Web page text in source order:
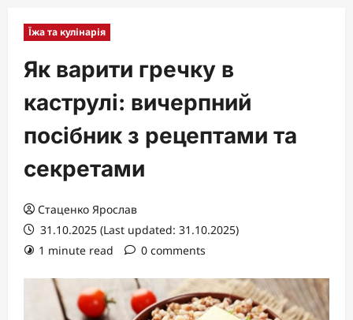
Їжа та кулінарія
Як варити гречку в
каструлі: вичерпний
посібник з рецептами та
секретами
Стаценко Ярослав
31.10.2025 (Last updated: 31.10.2025)
1 minute read
0 comments